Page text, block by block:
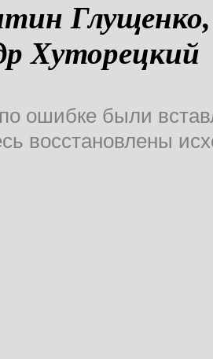
Глущенко,
Хуторецкий
ошибке были
восстановлены